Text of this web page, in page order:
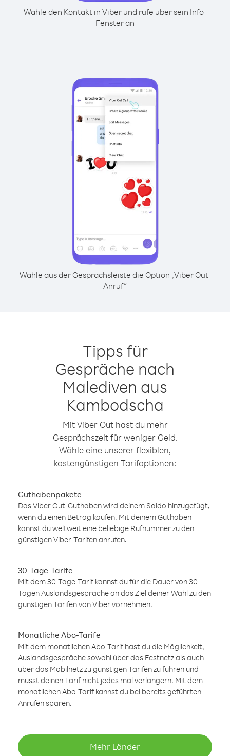
Wähle den Kontakt in Viber und rufe über sein Info-
Fenster an
Wähle aus der Gesprächsleiste die Option „Viber Out-
Anruf“
Tipps für
Gespräche nach
Malediven aus
Kambodscha
Mit Viber Out hast du mehr
Gesprächszeit für weniger Geld.
Wähle eine unserer flexiblen,
kostengünstigen Tarifoptionen:
Guthabenpakete
Das Viber Out-Guthaben wird deinem Saldo hinzugefügt,
wenn du einen Betrag kaufen. Mit deinem Guthaben
kannst du weltweit eine beliebige Rufnummer zu den
günstigen Viber-Tarifen anrufen.
30-Tage-Tarife
Mit dem 30-Tage-Tarif kannst du für die Dauer von 30
Tagen Auslandsgespräche an das Ziel deiner Wahl zu den
günstigen Tarifen von Viber vornehmen.
Monatliche Abo-Tarife
Mit dem monatlichen Abo-Tarif hast du die Möglichkeit,
Auslandsgespräche sowohl über das Festnetz als auch
über das Mobilnetz zu günstigen Tarifen zu führen und
musst deinen Tarif nicht jedes mal verlängern. Mit dem
monatlichen Abo-Tarif kannst du bei bereits geführten
Anrufen sparen.
Mehr Länder